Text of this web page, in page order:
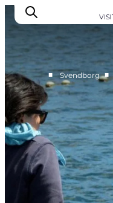
Essen und
Shopping in
Den Urlaub
■ Svendborg ■